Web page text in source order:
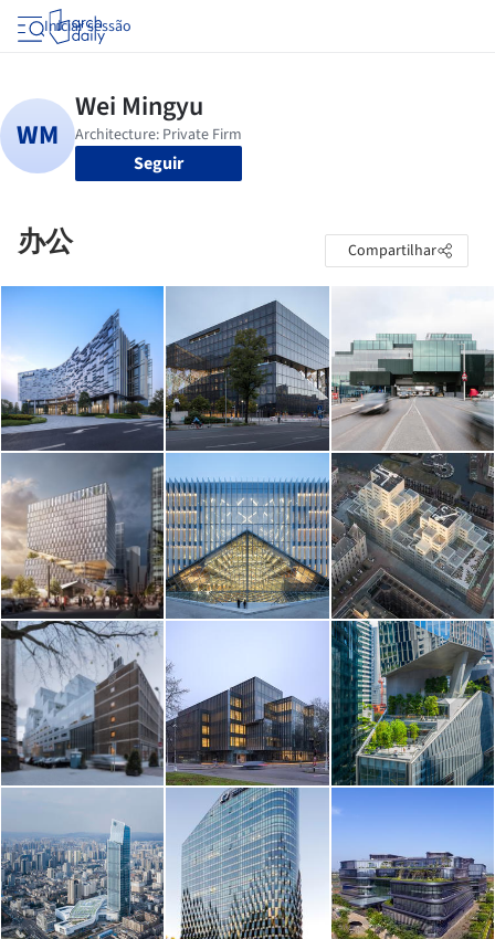
Iniciar sessão
Seguir
办公 Compartilhar